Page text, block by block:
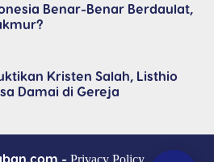
Benar-Benar Berdaulat,
Kristen Salah, Listhio
Damai di Gereja
-